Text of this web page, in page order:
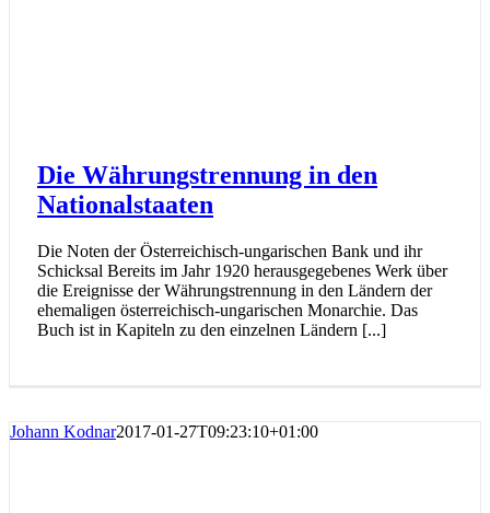
Die Währungstrennung in den
Nationalstaaten
Die Noten der Österreichisch-ungarischen Bank und ihr
Schicksal Bereits im Jahr 1920 herausgegebenes Werk über
die Ereignisse der Währungstrennung in den Ländern der
ehemaligen österreichisch-ungarischen Monarchie. Das
Buch ist in Kapiteln zu den einzelnen Ländern [...]
Johann Kodnar2017-01-27T09:23:10+01:00